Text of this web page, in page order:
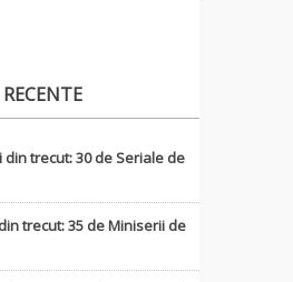
din trecut: 30 de Seriale de
trecut: 35 de Miniserii de